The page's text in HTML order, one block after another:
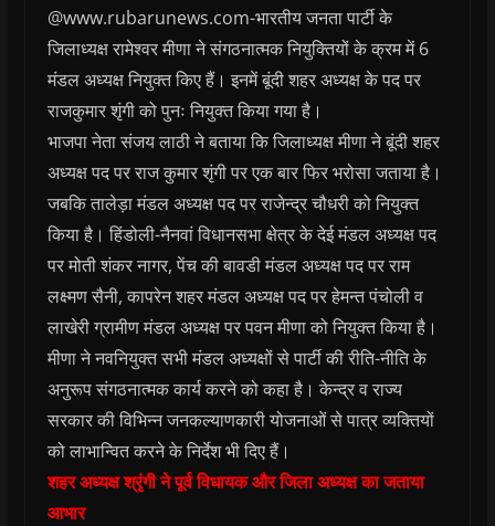
@www.rubarunews.com-भारतीय जनता पार्टी के
जिलाध्यक्ष रामेश्वर मीणा ने संगठनात्मक नियुक्तियों के क्रम में 6
मंडल अध्यक्ष नियुक्त किए हैं। इनमें बूंदी शहर अध्यक्ष के पद पर
राजकुमार शृंगी को पुनः नियुक्त किया गया है।
भाजपा नेता संजय लाठी ने बताया कि जिलाध्यक्ष मीणा ने बूंदी शहर
अध्यक्ष पद पर राज कुमार शृंगी पर एक बार फिर भरोसा जताया है।‌
जबकि तालेड़ा मंडल अध्यक्ष पद पर राजेन्द्र चौधरी को नियुक्त
किया है। हिंडोली-नैनवां विधानसभा क्षेत्र के देई मंडल अध्यक्ष पद
पर मोती शंकर नागर, पेंच की बावडी मंडल अध्यक्ष पद पर राम
लक्ष्मण सैनी, कापरेन शहर मंडल अध्यक्ष पद पर हेमन्त पंचोली व
लाखेरी ग्रामीण मंडल अध्यक्ष पर पवन मीणा को नियुक्त किया है।
मीणा ने नवनियुक्त सभी मंडल अध्यक्षों से पार्टी की रीति-नीति के
अनुरूप संगठनात्मक कार्य करने को कहा है। केन्द्र व राज्य
सरकार की विभिन्न जनकल्याणकारी योजनाओं से पात्र व्यक्तियों
को लाभान्वित करने के निर्देश भी दिए हैं।
शहर अध्यक्ष श्रृंगी ने पूर्व विधायक और जिला अध्यक्ष का जताया
आभार